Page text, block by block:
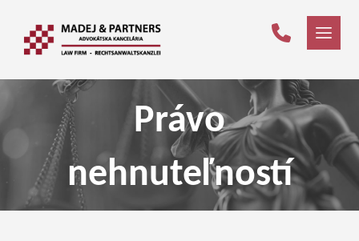
Právo
nehnuteľností